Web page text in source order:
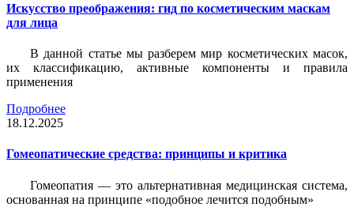
Искусство преображения: гид по косметическим маскам
для лица
В данной статье мы разберем мир косметических масок,
их классификацию, активные компоненты и правила
применения
Подробнее
18.12.2025
Гомеопатические средства: принципы и критика
Гомеопатия — это альтернативная медицинская система,
основанная на принципе «подобное лечится подобным»